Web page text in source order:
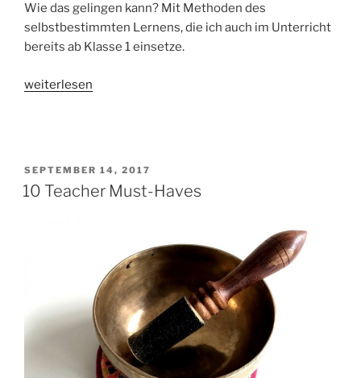
Wie das gelingen kann? Mit Methoden des
selbstbestimmten Lernens, die ich auch im Unterricht
bereits ab Klasse 1 einsetze.
„Survival
weiterlesen
VERÖFFENTLICHT
AM
SEPTEMBER 14, 2017
10 Teacher Must-Haves